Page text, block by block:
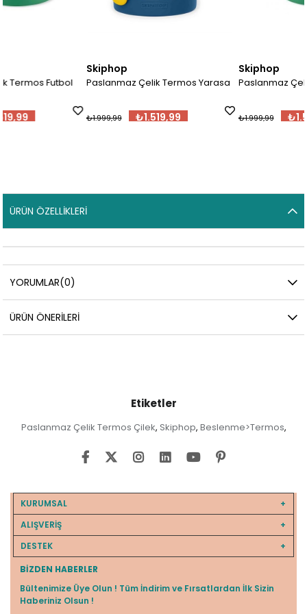
Paslanmaz Çelik Termos Yarasa
₺1.519,99
₺1.999,99
Paslanmaz Çelik Termos Futbol
₺1.519,99
₺1.999,99
ÜRÜN ÖZELLIKLERI
YORUMLAR(0)
ÜRÜN ÖNERILERI
Etiketler
Paslanmaz Çelik Termos Çilek, Skiphop, Beslenme>Termos,
KURUMSAL
ALIŞVERİŞ
DESTEK
BIZDEN HABERLER
Bültenimize Üye Olun ! Tüm İndirim ve Fırsatlardan İlk Sizin
Haberiniz Olsun !